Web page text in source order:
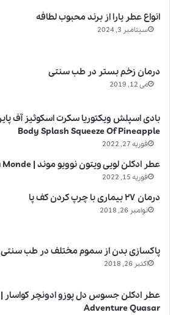
انواع عطر یارا از برند محبوب لطافه
سپتامبر 3, 2024
درمان زخم بستر در طب سنتی
می 12, 2019
Body Splash Squeeze Of Pineapple
فوریه 27, 2022
عطر ادکلن لویی ویتون نوویو موند | Louis Vuitton Nouveau Monde
فوریه 15, 2022
درمان ۲۷ بیماری با چرپ کردن کف پا
نوامبر 26, 2018
پاکسازی بدن از سموم مختلف در طب سنتی
اکتبر 26, 2018
Adventure Quasar